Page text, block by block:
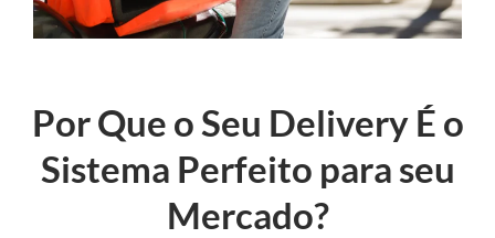
Por Que o Seu Delivery É o
Sistema Perfeito para seu
Mercado?